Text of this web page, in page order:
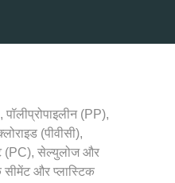
(PP),
(पीवीसी),
(PC), सेल्युलोज और
सीमेंट और प्लास्टिक